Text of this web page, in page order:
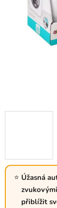
Úžasná
přiblížit